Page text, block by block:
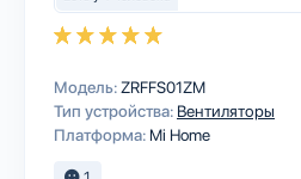
Модель: ZRFFS01ZM
Тип устройства: Вентиляторы
Платформа: Mi Home